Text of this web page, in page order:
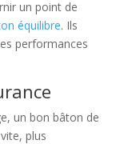
un point de
équilibre. Ils
performances
un bon bâton de
plus